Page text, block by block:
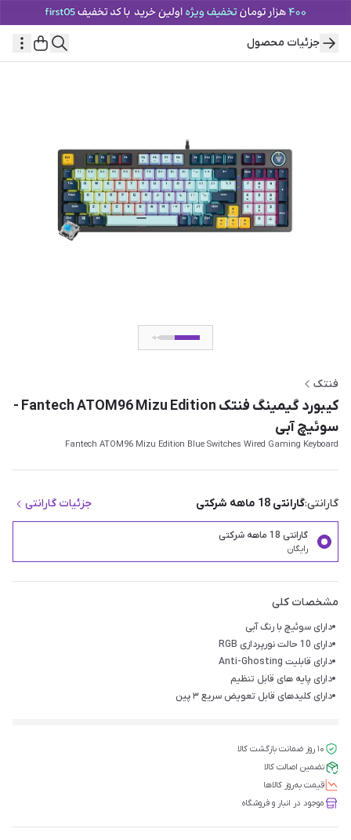
جزئیات محصول
فنتک
کیبورد گیمینگ فنتک Fantech ATOM96 Mizu Edition -
سوئیچ آبی
Fantech ATOM96 Mizu Edition Blue Switches Wired Gaming Keyboard
گارانتی:گارانتی 18 ماهه شرکتی جزئیات گارانتی
گارانتی 18 ماهه شرکتی
رایگان
مشخصات کلی
دارای سوئیچ با رنگ آبی
دارای 10 حالت نورپردازی RGB
دارای قابلیت Anti-Ghosting
دارای پایه های قابل تنظیم
دارای کلیدهای قابل تعویض سریع ۳ پین
۱۰ روز ضمانت بازگشت کالا
تضمین اصالت کالا
قیمت‌ به‌روز کالاها
موجود در انبار و فروشگاه